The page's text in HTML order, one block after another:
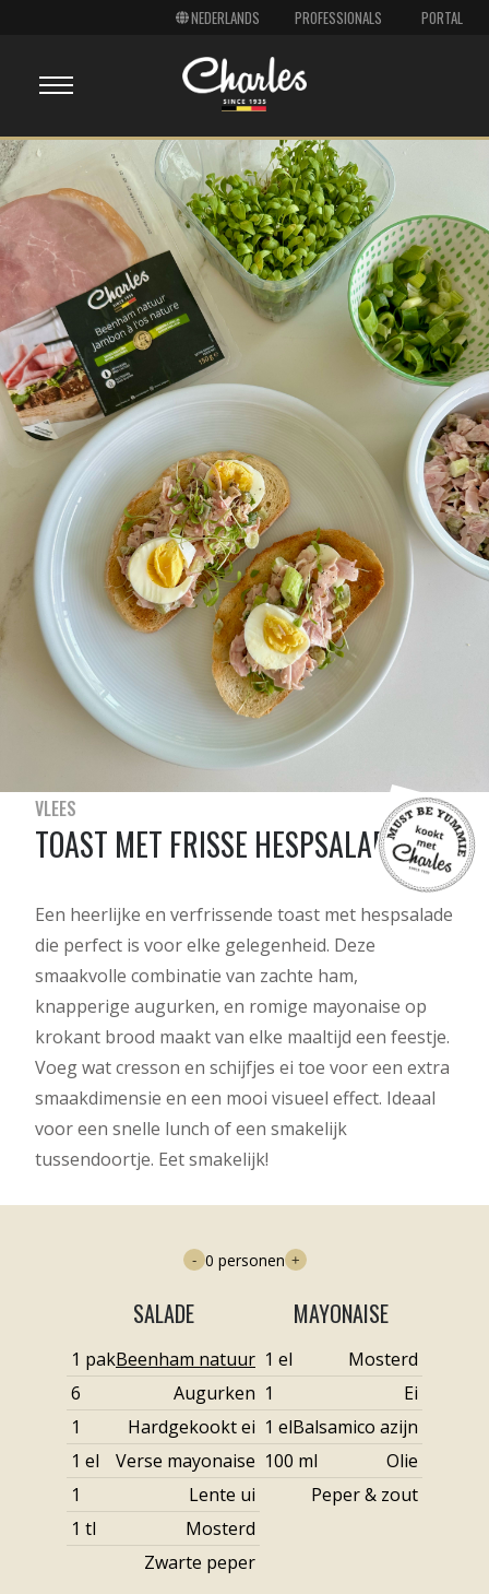
PROFESSIONALS PORTAL
VLEES
TOAST MET FRISSE HESPSALADE
Een heerlijke en verfrissende toast met hespsalade
die perfect is voor elke gelegenheid. Deze
smaakvolle combinatie van zachte ham,
knapperige augurken, en romige mayonaise op
krokant brood maakt van elke maaltijd een feestje.
Voeg wat cresson en schijfjes ei toe voor een extra
smaakdimensie en een mooi visueel effect. Ideaal
voor een snelle lunch of een smakelijk
tussendoortje. Eet smakelijk!
- 0 personen +
SALADE
1 pakBeenham natuur
6
Augurken
1
Hardgekookt ei
1 el
Verse mayonaise
1
Lente ui
1 tl
Mosterd
Zwarte peper
MAYONAISE
1 el
Mosterd
1
Ei
1 elBalsamico azijn
100 ml
Olie
Peper & zout